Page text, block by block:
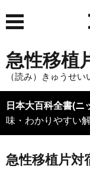
急性移植
（読み）きゅうせ
日本大百科全書(ニ
味・わかりやすい
急性移植片対